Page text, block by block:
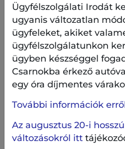
A kivitelezés tervezetten
két pályát egyidejűleg
Korábban más zöldfelületi
bemutattunk hasonló
elkészültÖrdögmalom utcai
számos fázisban
Hasonló képes
Ügyfélszolgálati Irodát
ugyanis változatlan
ügyfeleket, akiket
ügyfélszolgálatunkon
ügyben készséggel
Csarnokba érkező
egy óra díjmentes
További információk
Az augusztus 20-i
változásokról itt